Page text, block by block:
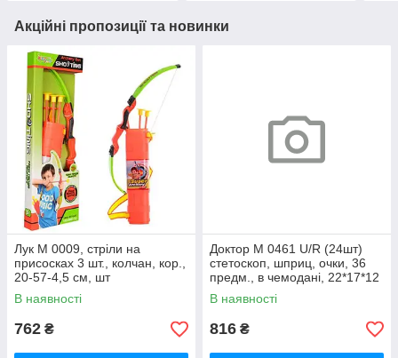
Акційні пропозиції та новинки
Лук M 0009, стріли на
присосках 3 шт., колчан, кор.,
20-57-4,5 см, шт
В наявності
762 ₴
Доктор M 0461 U/R (24шт)
стетоскоп, шприц, очки, 36
предм., в чемодані, 22*17*12
см, шт
В наявності
816 ₴